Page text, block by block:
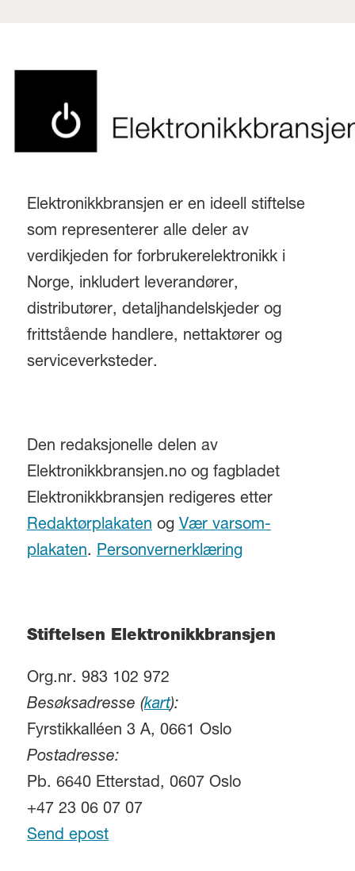
Elektronikkbransjen er en ideell stiftelse
som representerer alle deler av
verdikjeden for forbrukerelektronikk i
Norge, inkludert leverandører,
distributører, detaljhandelskjeder og
frittstående handlere, nettaktører og
serviceverksteder.
Den redaksjonelle delen av
Elektronikkbransjen.no og fagbladet
Elektronikkbransjen redigeres etter
Redaktørplakatenog Vær varsom-
plakaten. Personvernerklæring
Stiftelsen Elektronikkbransjen
Org.nr. 983 102 972
Besøksadresse (kart):
Fyrstikkalléen 3 A, 0661 Oslo
Postadresse:
Pb. 6640 Etterstad, 0607 Oslo
+47 23 06 07 07
Send epost